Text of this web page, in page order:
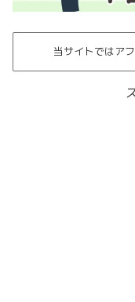
当サイトではア